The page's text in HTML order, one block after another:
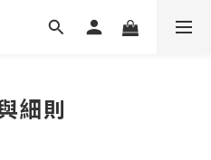
細則
✕
折扣!
品牌保固一年!